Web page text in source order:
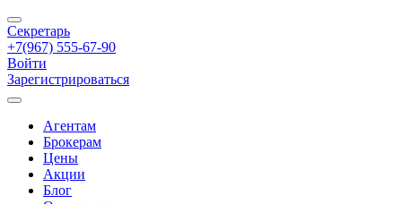
Секретарь
+7(967) 555-67-90
Войти
Зарегистрироваться
Агентам
Брокерам
Цены
Акции
Блог